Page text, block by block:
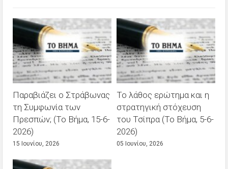
Παραβιάζει ο Στράβωνας
τη Συμφωνία των
Πρεσπών; (Το Βήμα, 15-6-
2026)
15 Ιουνίου, 2026
Το λάθος ερώτημα και η
στρατηγική στόχευση
του Τσίπρα (Το Βήμα, 5-6-
2026)
05 Ιουνίου, 2026